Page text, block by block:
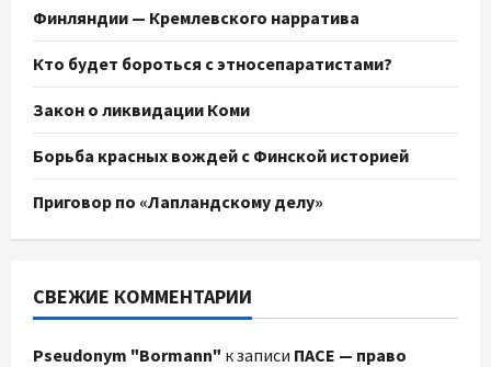
Финляндии — Кремлевского нарратива
Кто будет бороться с этносепаратистами?
Закон о ликвидации Коми
Борьба красных вождей с Финской историей
Приговор по «Лапландскому делу»
СВЕЖИЕ КОММЕНТАРИИ
Pseudonym "Bormann" к записи ПАСЕ — право